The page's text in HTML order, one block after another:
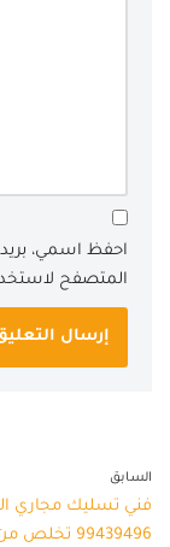
احفظ اسمي،
المتصفح
السابق
فني تسليك مجاري
99439496